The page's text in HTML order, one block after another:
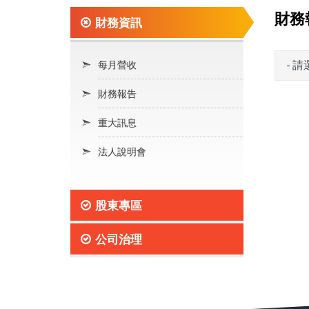
財
財務資訊
每月營收
財務報告
重大訊息
法人說明會
股東專區
公司治理